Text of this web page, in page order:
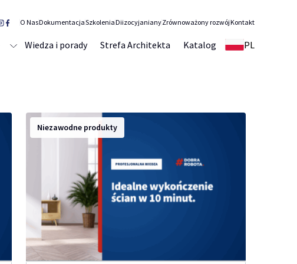
Wiedza i porady Strefa Architekta Katalog PL
O NasDokumentacjaSzkoleniaDiizocyjanianyZrównoważony rozwójKontakt
Niezawodne produkty